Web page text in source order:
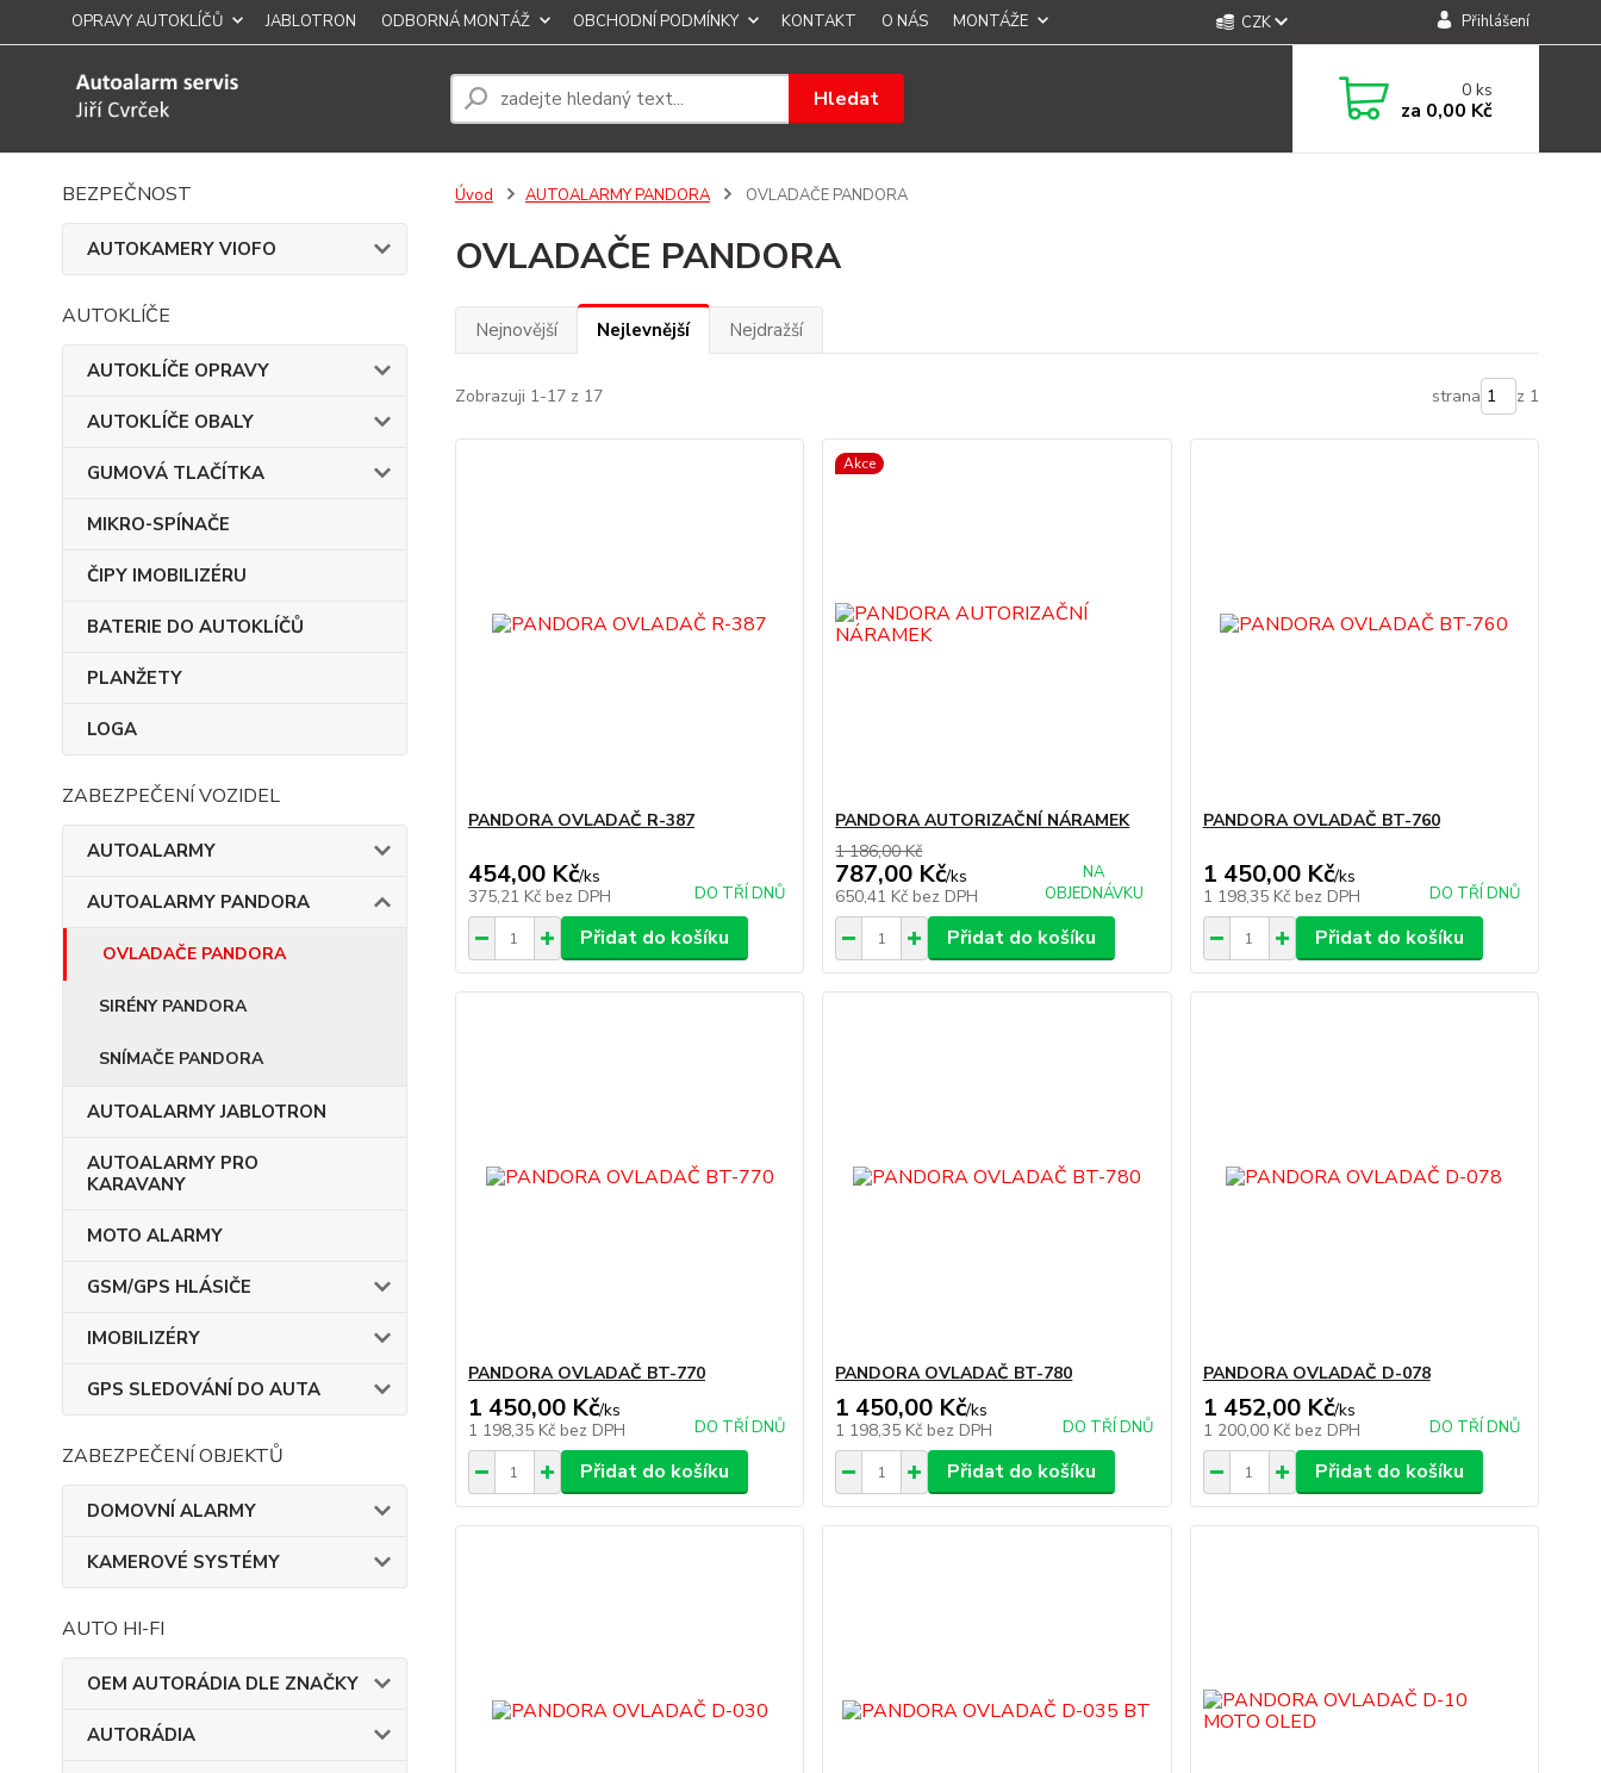
OPRAVY AUTOKLÍČŮ JABLOTRON ODBORNÁ MONTÁŽ OBCHODNÍ PODMÍNKY KONTAKT O NÁS MONTÁŽE CZK Přihlášení
Hledat 0ks
za 0,00 Kč
BEZPEČNOST
AUTOKAMERY VIOFO
AUTOKLÍČE
AUTOKLÍČE OPRAVY
AUTOKLÍČE OBALY
GUMOVÁ TLAČÍTKA
MIKRO-SPÍNAČE
ČIPY IMOBILIZÉRU
BATERIE DO AUTOKLÍČŮ
PLANŽETY
LOGA
ZABEZPEČENÍ VOZIDEL
AUTOALARMY
AUTOALARMY PANDORA
OVLADAČE PANDORA
SIRÉNY PANDORA
SNÍMAČE PANDORA
AUTOALARMY JABLOTRON
AUTOALARMY PRO
KARAVANY
MOTO ALARMY
GSM/GPS HLÁSIČE
IMOBILIZÉRY
GPS SLEDOVÁNÍ DO AUTA
ZABEZPEČENÍ OBJEKTŮ
DOMOVNÍ ALARMY
KAMEROVÉ SYSTÉMY
AUTO HI-FI
OEM AUTORÁDIA DLE ZNAČKY
AUTORÁDIA
Úvod AUTOALARMY PANDORA OVLADAČE PANDORA
OVLADAČE PANDORA
Nejnovější Nejlevnější Nejdražší
Zobrazuji 1-17 z 17 strana z 1
PANDORA OVLADAČ R-387
454,00 Kč/ks
375,21 Kč bez DPH DO TŘÍ DNŮ
Přidat do košíku
Akce
PANDORA AUTORIZAČNÍ NÁRAMEK
1 186,00 Kč
787,00 Kč/ks
650,41 Kč bez DPH
NA
OBJEDNÁVKU
Přidat do košíku
PANDORA OVLADAČ BT-760
1 450,00 Kč/ks
1 198,35 Kč bez DPH DO TŘÍ DNŮ
Přidat do košíku
PANDORA OVLADAČ BT-770
1 450,00 Kč/ks
1 198,35 Kč bez DPH DO TŘÍ DNŮ
Přidat do košíku
PANDORA OVLADAČ BT-780
1 450,00 Kč/ks
1 198,35 Kč bez DPH DO TŘÍ DNŮ
Přidat do košíku
PANDORA OVLADAČ D-078
1 452,00 Kč/ks
1 200,00 Kč bez DPH DO TŘÍ DNŮ
Přidat do košíku